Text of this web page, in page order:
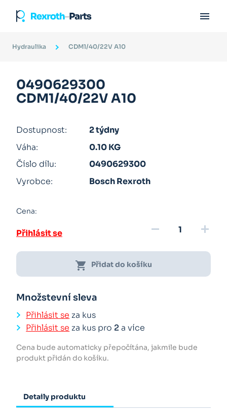

Hydraulika CDM1/40/22V A10
0490629300
CDM1/40/22V A10
Dostupnost:
2 týdny
Váha:
0.10 KG
Číslo dílu:
0490629300
Vyrobce:
Bosch Rexroth
Cena:
Přihlásit se remove add
shopping_cart Přidat do košíku
Množstevní sleva
Přihlásit se za kus
Přihlásit se za kus pro 2a více
Cena bude automaticky přepočítána, jakmile bude
produkt přidán do košíku.
Detaily produktu